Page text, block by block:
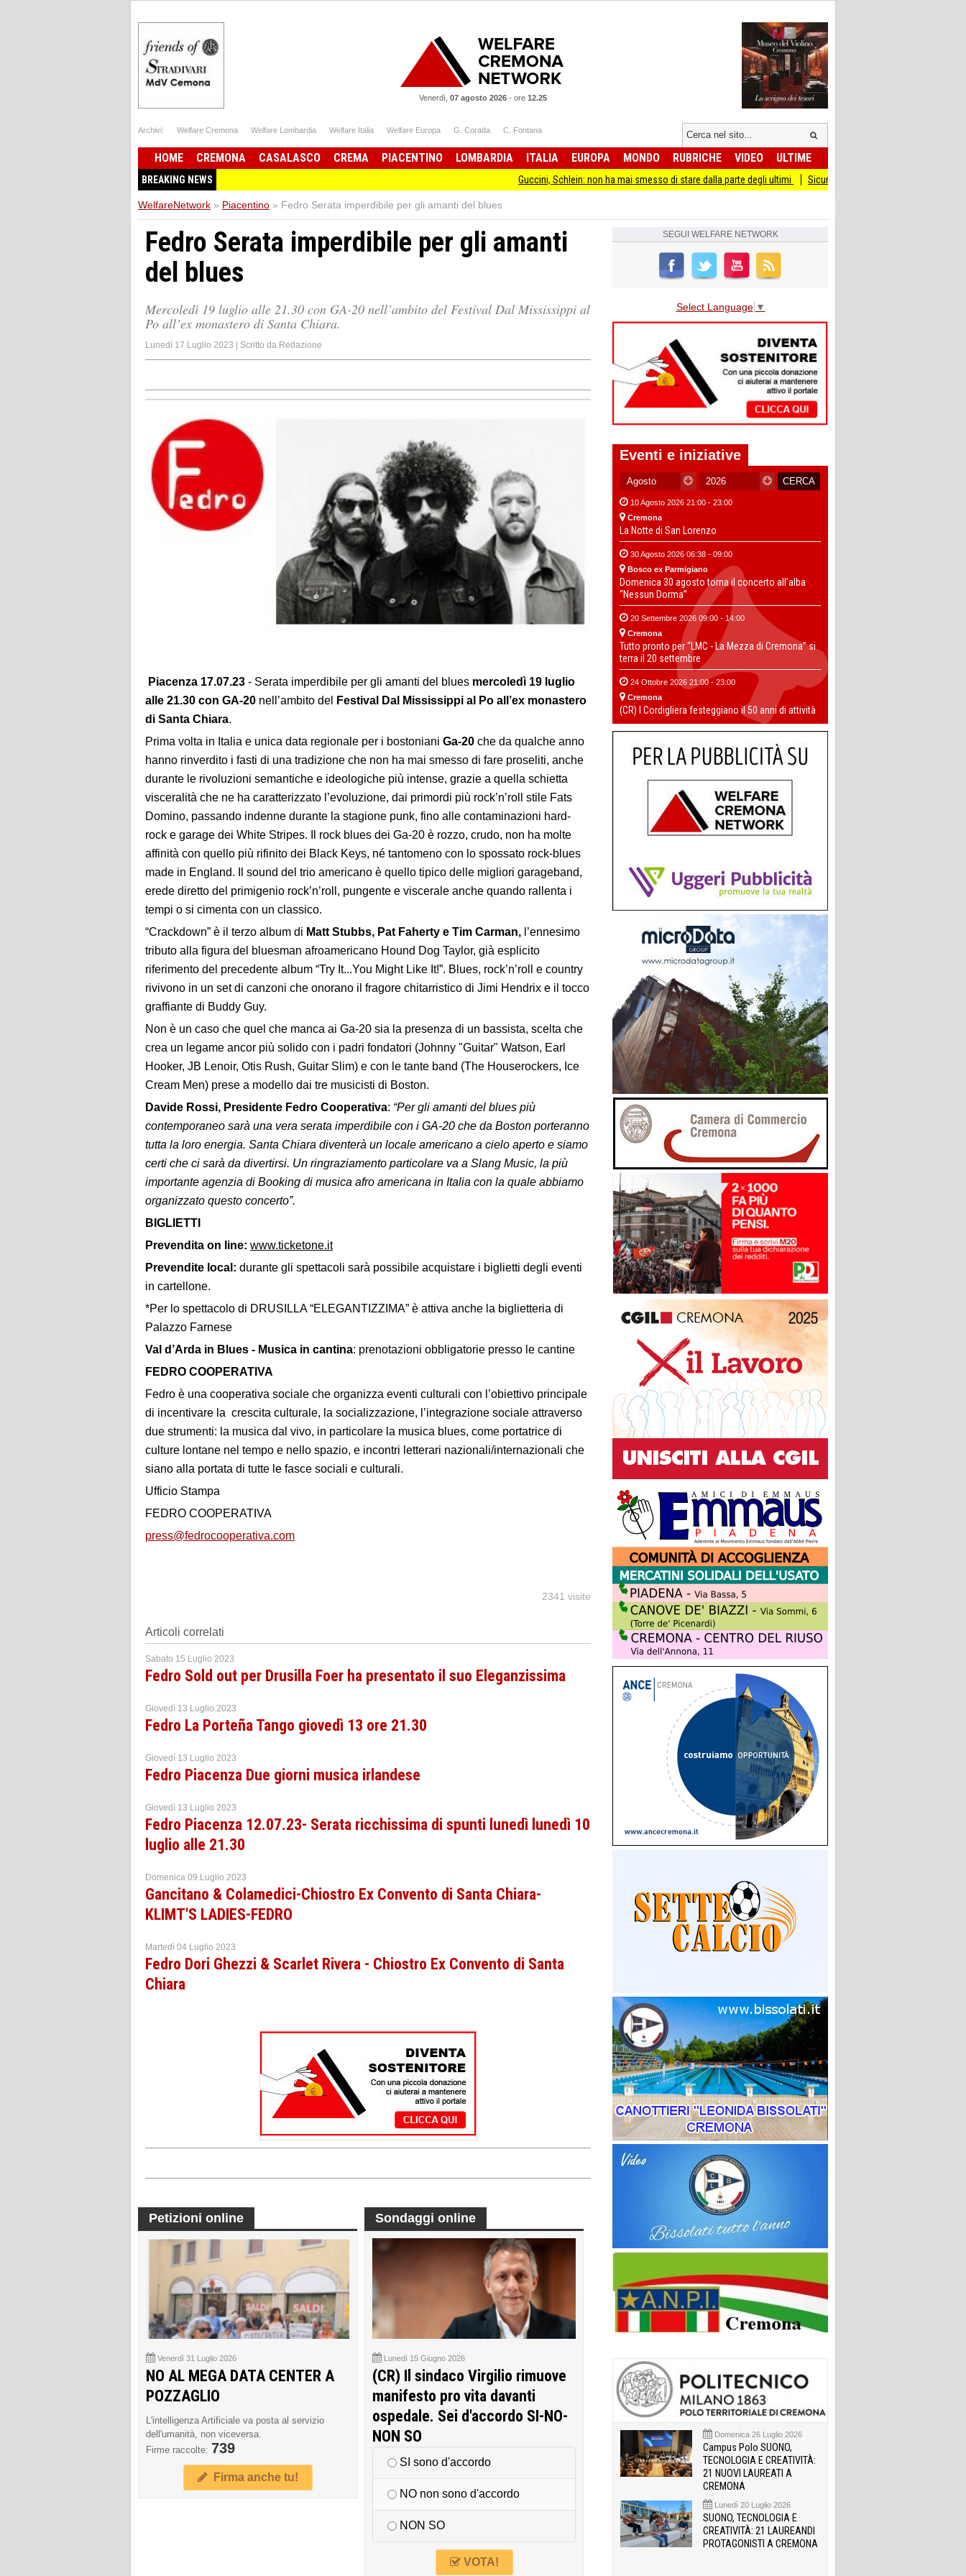
Venerdì, 07 agosto 2026 - ore 12.25
Archivi: Welfare Cremona Welfare Lombardia Welfare Italia Welfare Europa G. Corada C. Fontana
HOME CREMONA CASALASCO CREMA PIACENTINO LOMBARDIA ITALIA EUROPA MONDO RUBRICHE VIDEO ULTIME
BREAKING NEWS Guccini, Schlein: non ha mai smesso di stare dalla parte degli ultimi Sicurezza I Giovani Democratici ribattono ai Giovani
WelfareNetwork » Piacentino » Fedro Serata imperdibile per gli amanti del blues
Fedro Serata imperdibile per gli amanti
del blues
Mercoledì 19 luglio alle 21.30 con GA-20 nell’ambito del Festival Dal Mississippi al
Po all’ex monastero di Santa Chiara.
Lunedì 17 Luglio 2023 | Scritto da Redazione
Piacenza 17.07.23 - Serata imperdibile per gli amanti del blues mercoledì 19 luglio
alle 21.30 con GA-20 nell’ambito del
Festival Dal Mississippi al Po all’ex monastero
di Santa Chiara.
Prima volta in Italia e unica data regionale per i bostoniani Ga-20 che da qualche anno
hanno rinverdito i fasti di una tradizione che non ha mai smesso di fare proseliti, anche
durante le rivoluzioni semantiche e ideologiche più intense, grazie a quella schietta
visceralità che ne ha caratterizzato l’evoluzione, dai primordi più rock’n’roll stile Fats
Domino, passando indenne durante la stagione punk, fino alle contaminazioni hard-
rock e garage dei White Stripes. Il rock blues dei Ga-20 è rozzo, crudo, non ha molte
affinità con quello più rifinito dei Black Keys, né tantomeno con lo spossato rock-blues
made in England. Il sound del trio americano è quello tipico delle migliori garageband,
erede diretto del primigenio rock’n’roll, pungente e viscerale anche quando rallenta i
tempi o si cimenta con un classico.
“Crackdown” è il terzo album di Matt Stubbs, Pat Faherty e Tim Carman, l’ennesimo
tributo alla figura del bluesman afroamericano Hound Dog Taylor, già esplicito
riferimento del precedente album “Try It...You Might Like It!”. Blues, rock’n’roll e country
rivivono in un set di canzoni che onorano il fragore chitarristico di Jimi Hendrix e il tocco
graffiante di Buddy Guy.
Non è un caso che quel che manca ai Ga-20 sia la presenza di un bassista, scelta che
crea un legame ancor più solido con i padri fondatori (Johnny "Guitar" Watson, Earl
Hooker, JB Lenoir, Otis Rush, Guitar Slim) e con le tante band (The Houserockers, Ice
Cream Men) prese a modello dai tre musicisti di Boston.
Davide Rossi, Presidente Fedro Cooperativa: “Per gli amanti del blues più
contemporaneo sarà una vera serata imperdibile con i GA-20 che da Boston porteranno
tutta la loro energia. Santa Chiara diventerà un locale americano a cielo aperto e siamo
certi che ci sarà da divertirsi. Un ringraziamento particolare va a Slang Music, la più
importante agenzia di Booking di musica afro americana in Italia con la quale abbiamo
organizzato questo concerto”.
BIGLIETTI
Prevendita on line: www.ticketone.it
Prevendite local: durante gli spettacoli sarà possibile acquistare i biglietti degli eventi
in cartellone.
*Per lo spettacolo di DRUSILLA “ELEGANTIZZIMA” è attiva anche la biglietteria di
Palazzo Farnese
Val d’Arda in Blues - Musica in cantina: prenotazioni obbligatorie presso le cantine
FEDRO COOPERATIVA
Fedro è una cooperativa sociale che organizza eventi culturali con l’obiettivo principale
di incentivare la crescita culturale, la socializzazione, l’integrazione sociale attraverso
due strumenti: la musica dal vivo, in particolare la musica blues, come portatrice di
culture lontane nel tempo e nello spazio, e incontri letterari nazionali/internazionali che
siano alla portata di tutte le fasce sociali e culturali.
Ufficio Stampa
FEDRO COOPERATIVA
press@fedrocooperativa.com
2341 visite
Articoli correlati
Sabato 15 Luglio 2023
Fedro Sold out per Drusilla Foer ha presentato il suo Eleganzissima
Giovedì 13 Luglio 2023
Fedro La Porteña Tango giovedì 13 ore 21.30
Giovedì 13 Luglio 2023
Fedro Piacenza Due giorni musica irlandese
Giovedì 13 Luglio 2023
Fedro Piacenza 12.07.23- Serata ricchissima di spunti lunedì lunedì 10
luglio alle 21.30
Domenica 09 Luglio 2023
Gancitano & Colamedici-Chiostro Ex Convento di Santa Chiara-
KLIMT'S LADIES-FEDRO
Martedì 04 Luglio 2023
Fedro Dori Ghezzi & Scarlet Rivera - Chiostro Ex Convento di Santa
Chiara
Petizioni online
Venerdì 31 Luglio 2026
NO AL MEGA DATA CENTER A
POZZAGLIO
L'intelligenza Artificiale va posta al servizio
dell'umanità, non viceversa.
Firme raccolte: 739
Firma anche tu!
Sondaggi online
Lunedì 15 Giugno 2026
(CR) Il sindaco Virgilio rimuove
manifesto pro vita davanti
ospedale. Sei d'accordo SI-NO-
NON SO
SI sono d'accordo
NO non sono d'accordo
NON SO
VOTA!
SEGUI WELFARE NETWORK
Select Language ▼
Eventi e iniziative
10 Agosto 2026 21:00 - 23:00
Cremona
La Notte di San Lorenzo
30 Agosto 2026 06:38 - 09:00
Bosco ex Parmigiano
Domenica 30 agosto torna il concerto all’alba
“Nessun Dorma”
20 Settembre 2026 09:00 - 14:00
Cremona
Tutto pronto per “LMC - La Mezza di Cremona” si
terra il 20 settembre
24 Ottobre 2026 21:00 - 23:00
Cremona
(CR) I Cordigliera festeggiano il 50 anni di attività
Domenica 26 Luglio 2026
Campus Polo SUONO,
TECNOLOGIA E CREATIVITÀ:
21 NUOVI LAUREATI A
CREMONA
Lunedì 20 Luglio 2026
SUONO, TECNOLOGIA E
CREATIVITÀ: 21 LAUREANDI
PROTAGONISTI A CREMONA